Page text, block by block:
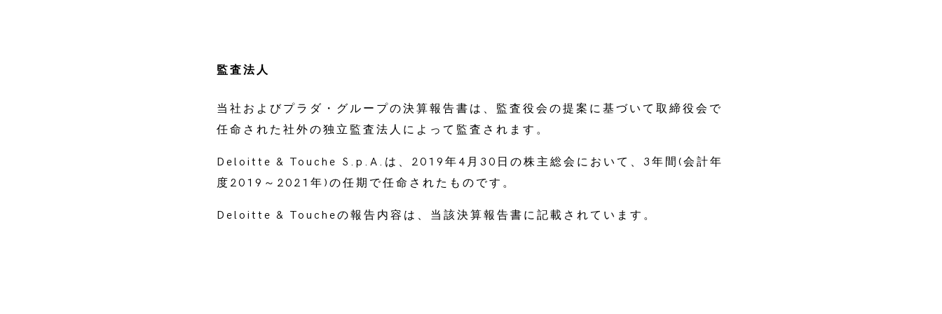
監査法人
当社およびプラダ・グループの決算報告書は、監査役会の提案に基づいて取締役会で
任命された社外の独立監査法人によって監査されます。
Deloitte & Touche S.p.A.は、2019年4月30日の株主総会において、3年間(会計年
度2019～2021年)の任期で任命されたものです。
Deloitte & Toucheの報告内容は、当該決算報告書に記載されています。